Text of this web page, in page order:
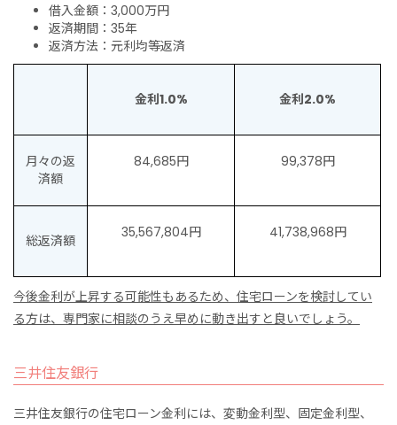
借入金額：3,000万円
返済期間：35年
返済方法：元利均等返済
金利1.0% 金利2.0%
月々の返
済額
84,685円 99,378円
総返済額 35,567,804円 41,738,968円
今後金利が上昇する可能性もあるため、住宅ローンを検討してい
る方は、専門家に相談のうえ早めに動き出すと良いでしょう。
三井住友銀行
三井住友銀行の住宅ローン金利には、変動金利型、固定金利型、